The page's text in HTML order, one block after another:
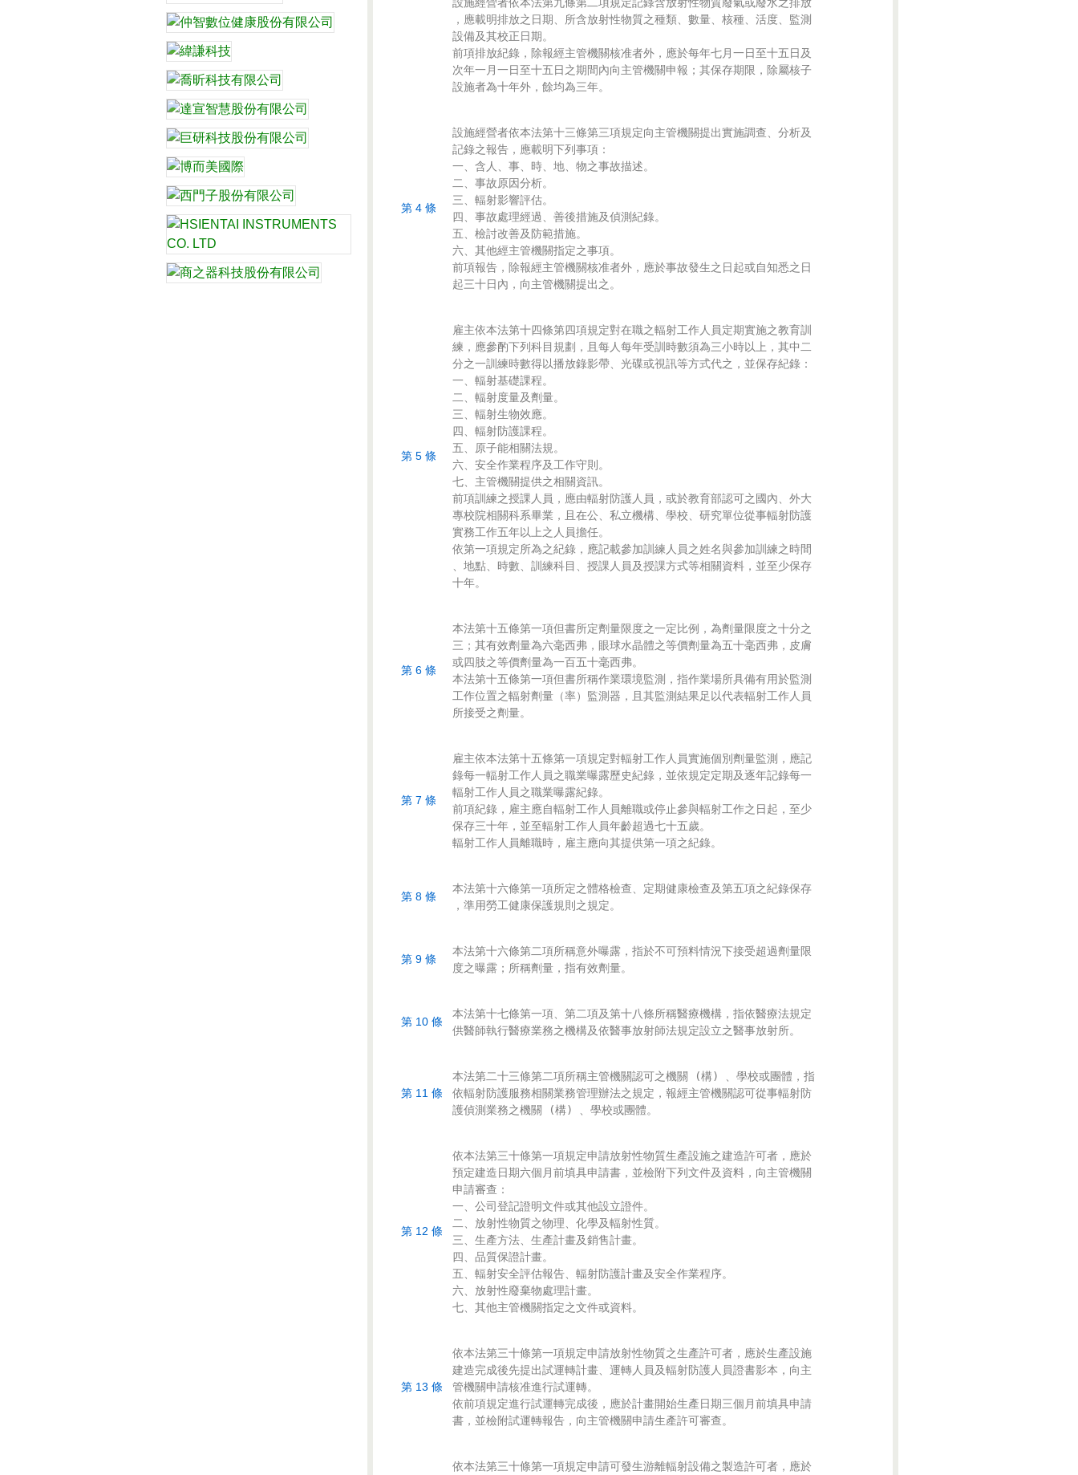
，應載明排放之日期、所含放射性物質之種類、數量、核種、活度、監測
設備及其校正日期。
前項排放紀錄，除報經主管機關核准者外，應於每年七月一日至十五日及
次年一月一日至十五日之期間內向主管機關申報；其保存期限，除屬核子
第 4 條
設施經營者依本法第十三條第三項規定向主管機關提出實施調查、分析及
記錄之報告，應載明下列事項：
一、含人、事、時、地、物之事故描述。
二、事故原因分析。
三、輻射影響評估。
四、事故處理經過、善後措施及偵測紀錄。
五、檢討改善及防範措施。
六、其他經主管機關指定之事項。
前項報告，除報經主管機關核准者外，應於事故發生之日起或自知悉之日
第 5 條
雇主依本法第十四條第四項規定對在職之輻射工作人員定期實施之教育訓
練，應參酌下列科目規劃，且每人每年受訓時數須為三小時以上，其中二
分之一訓練時數得以播放錄影帶、光碟或視訊等方式代之，並保存紀錄：
一、輻射基礎課程。
二、輻射度量及劑量。
三、輻射生物效應。
四、輻射防護課程。
五、原子能相關法規。
六、安全作業程序及工作守則。
七、主管機關提供之相關資訊。
前項訓練之授課人員，應由輻射防護人員，或於教育部認可之國內、外大
專校院相關科系畢業，且在公、私立機構、學校、研究單位從事輻射防護
實務工作五年以上之人員擔任。
依第一項規定所為之紀錄，應記載參加訓練人員之姓名與參加訓練之時間
、地點、時數、訓練科目、授課人員及授課方式等相關資料，並至少保存
第 6 條
本法第十五條第一項但書所定劑量限度之一定比例，為劑量限度之十分之
三；其有效劑量為六毫西弗，眼球水晶體之等價劑量為五十毫西弗，皮膚
或四肢之等價劑量為一百五十毫西弗。
本法第十五條第一項但書所稱作業環境監測，指作業場所具備有用於監測
工作位置之輻射劑量（率）監測器，且其監測結果足以代表輻射工作人員
第 7 條
雇主依本法第十五條第一項規定對輻射工作人員實施個別劑量監測，應記
錄每一輻射工作人員之職業曝露歷史紀錄，並依規定定期及逐年記錄每一
輻射工作人員之職業曝露紀錄。
前項紀錄，雇主應自輻射工作人員離職或停止參與輻射工作之日起，至少
保存三十年，並至輻射工作人員年齡超過七十五歲。
第 8 條
本法第十六條第一項所定之體格檢查、定期健康檢查及第五項之紀錄保存
第 9 條
本法第十六條第二項所稱意外曝露，指於不可預料情況下接受超過劑量限
第 10 條
本法第十七條第一項、第二項及第十八條所稱醫療機構，指依醫療法規定
第 11 條
本法第二十三條第二項所稱主管機關認可之機關 (構) 、學校或團體，指
依輻射防護服務相關業務管理辦法之規定，報經主管機關認可從事輻射防
第 12 條
依本法第三十條第一項規定申請放射性物質生產設施之建造許可者，應於
預定建造日期六個月前填具申請書，並檢附下列文件及資料，向主管機關
申請審查：
一、公司登記證明文件或其他設立證件。
二、放射性物質之物理、化學及輻射性質。
三、生產方法、生產計畫及銷售計畫。
四、品質保證計畫。
五、輻射安全評估報告、輻射防護計畫及安全作業程序。
六、放射性廢棄物處理計畫。
第 13 條
依本法第三十條第一項規定申請放射性物質之生產許可者，應於生產設施
建造完成後先提出試運轉計畫、運轉人員及輻射防護人員證書影本，向主
管機關申請核准進行試運轉。
依前項規定進行試運轉完成後，應於計畫開始生產日期三個月前填具申請
依本法第三十條第一項規定申請可發生游離輻射設備之製造許可者，應於